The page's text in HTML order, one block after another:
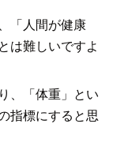
「人間が健康
は難しいですよ
、「体重」とい
指標にすると思